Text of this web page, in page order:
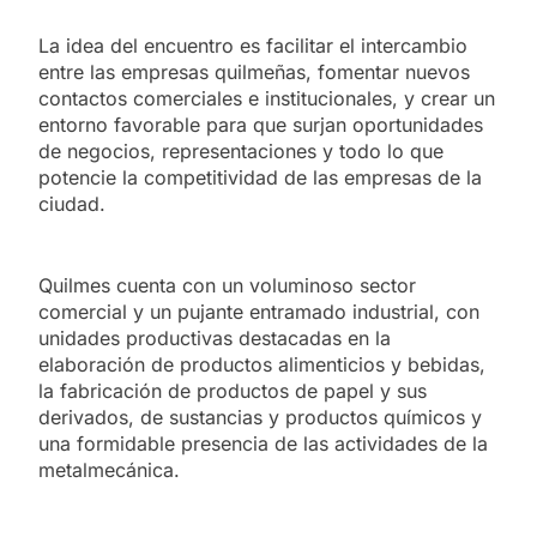
La idea del encuentro es facilitar el intercambio
entre las empresas quilmeñas, fomentar nuevos
contactos comerciales e institucionales, y crear un
entorno favorable para que surjan oportunidades
de negocios, representaciones y todo lo que
potencie la competitividad de las empresas de la
ciudad.
Quilmes cuenta con un voluminoso sector
comercial y un pujante entramado industrial, con
unidades productivas destacadas en la
elaboración de productos alimenticios y bebidas,
la fabricación de productos de papel y sus
derivados, de sustancias y productos químicos y
una formidable presencia de las actividades de la
metalmecánica.